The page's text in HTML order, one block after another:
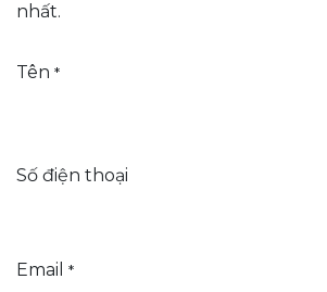
nhất.
Tên *
Số điện thoại
Email *